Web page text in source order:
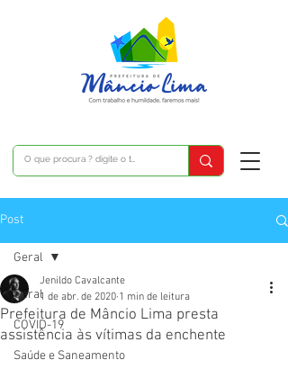
Post
Geral
COVID-19
Saúde e Saneamento
Geral
Prefeitura de Mâncio Lima presta
assistência às vítimas da enchente
Jenildo Cavalcante
1 de abr. de 2020 1 min de leitura